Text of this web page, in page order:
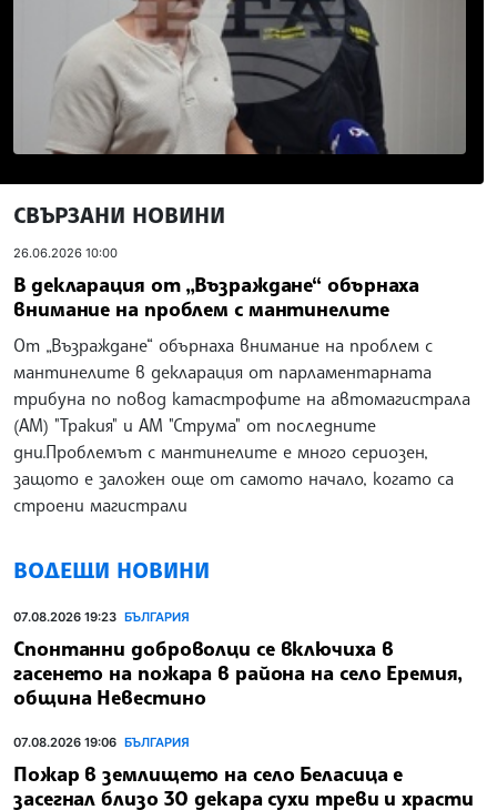
СВЪРЗАНИ НОВИНИ
26.06.2026 10:00
В декларация от „Възраждане“ обърнаха
внимание на проблем с мантинелите
От „Възраждане“ обърнаха внимание на проблем с
мантинелите в декларация от парламентарната
трибуна по повод катастрофите на автомагистрала
(АМ) "Тракия" и АМ "Струма" от последните
дни.Проблемът с мантинелите е много сериозен,
защото е заложен още от самото начало, когато са
строени магистрали
ВОДЕЩИ НОВИНИ
07.08.2026 19:23 БЪЛГАРИЯ
Спонтанни доброволци се включиха в
гасенето на пожара в района на село Еремия,
община Невестино
07.08.2026 19:06 БЪЛГАРИЯ
Пожар в землището на село Беласица е
засегнал близо 30 декара сухи треви и храсти